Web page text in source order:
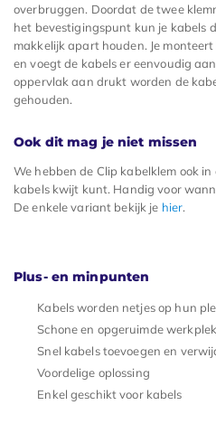
overbruggen. Doordat de twee
het bevestigingspunt kun je kabels
makkelijk apart houden. Je
en voegt de kabels er eenvoudig
oppervlak aan drukt worden de
gehouden.
Ook dit mag je niet missen
We hebben de Clip kabelklem ook
kabels kwijt kunt. Handig voor
De enkele variant bekijk je hier.
Plus- en minpunten
Kabels worden netjes op hun
Schone en opgeruimde werkplek
Snel kabels toevoegen en
Voordelige oplossing
Enkel geschikt voor kabels